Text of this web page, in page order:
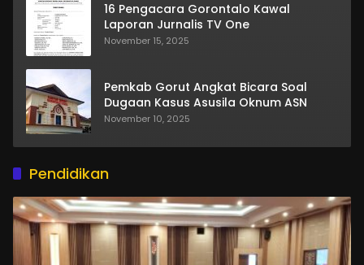
16 Pengacara Gorontalo Kawal
Laporan Jurnalis TV One
November 15, 2025
Pemkab Gorut Angkat Bicara Soal
Dugaan Kasus Asusila Oknum ASN
November 10, 2025
Pendidikan